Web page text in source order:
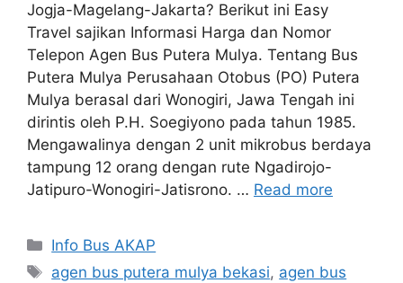
Jogja-Magelang-Jakarta? Berikut ini Easy
Travel sajikan Informasi Harga dan Nomor
Telepon Agen Bus Putera Mulya. Tentang Bus
Putera Mulya Perusahaan Otobus (PO) Putera
Mulya berasal dari Wonogiri, Jawa Tengah ini
dirintis oleh P.H. Soegiyono pada tahun 1985.
Mengawalinya dengan 2 unit mikrobus berdaya
tampung 12 orang dengan rute Ngadirojo-
Jatipuro-Wonogiri-Jatisrono. … Read more
Categories
Info Bus AKAP
Tags
agen bus putera mulya bekasi, agen bus